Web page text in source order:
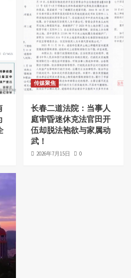
传媒聚焦
长春二道法院：当事人
庭审昏迷休克法官田开
伍却脱法袍欲与家属动
武！
2026年7月15日 0